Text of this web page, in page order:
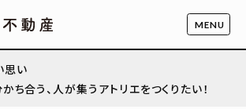
思い
ち合う、人が集うアトリエをつくりたい！